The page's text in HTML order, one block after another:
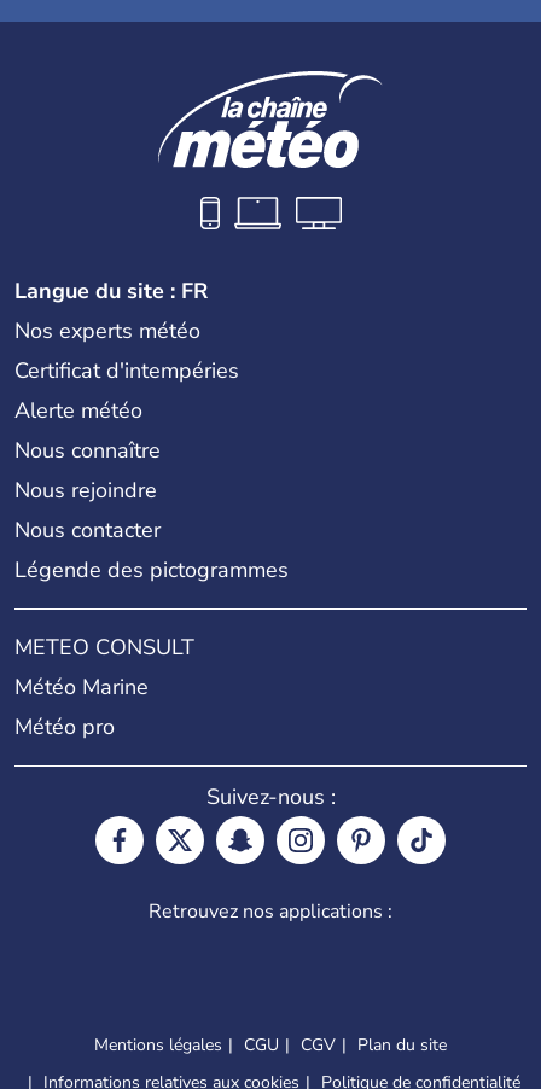
Langue du site : FR
Nos experts météo
Certificat d'intempéries
Alerte météo
Nous connaître
Nous rejoindre
Nous contacter
Légende des pictogrammes
METEO CONSULT
Météo Marine
Météo pro
Suivez-nous :
Retrouvez nos applications :
Mentions légales CGU CGV
Plan du site
Informations relatives aux cookies
Politique de confidentialité